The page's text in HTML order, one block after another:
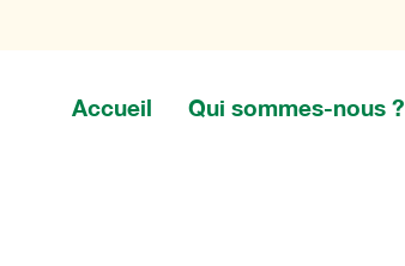
Accueil Qui sommes-nous ?